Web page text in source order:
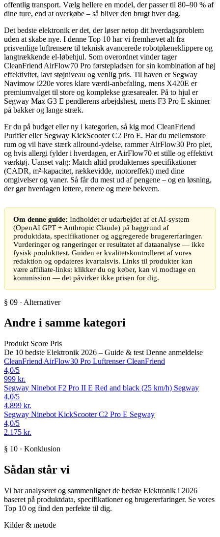
offentlig transport. Vælg hellere en model, der passer til 80–90 % af
dine ture, end at overkøbe – så bliver den brugt hver dag.
Det bedste elektronik er det, der løser netop dit hverdagsproblem
uden at skabe nye. I denne Top 10 har vi fremhævet alt fra
prisvenlige luftrensere til teknisk avancerede robotplæneklippere og
langtrækkende el-løbehjul. Som overordnet vinder tager
CleanFriend AirFlow70 Pro førstepladsen for sin kombination af høj
effektivitet, lavt støjniveau og venlig pris. Til haven er Segway
Navimow i220e vores klare værdi-anbefaling, mens X420E er
premiumvalget til store og komplekse græsarealer. På to hjul er
Segway Max G3 E pendlerens arbejdshest, mens F3 Pro E skinner
på bakker og lange stræk.
Er du på budget eller ny i kategorien, så kig mod CleanFriend
Purifier eller Segway KickScooter C2 Pro E. Har du mellemstore
rum og vil have stærk allround-ydelse, rammer AirFlow30 Pro plet,
og hvis allergi fylder i hverdagen, er AirFlow70 et stille og effektivt
værktøj. Uanset valg: Match altid produkternes specifikationer
(CADR, m²-kapacitet, rækkevidde, motoreffekt) med dine
omgivelser og vaner. Så får du mest ud af pengene – og en løsning,
der gør hverdagen lettere, renere og mere bekvem.
Om denne guide: Indholdet er udarbejdet af et AI-system
(OpenAI GPT + Anthropic Claude) på baggrund af
produktdata, specifikationer og aggregerede brugererfaringer.
Vurderinger og rangeringer er resultatet af dataanalyse — ikke
fysisk produkttest. Guiden er kvalitetskontrolleret af vores
redaktion og opdateres kvartalsvis. Links til produkter kan
være affiliate-links: klikker du og køber, kan vi modtage en
kommission — det påvirker ikke prisen for dig.
§ 09 · Alternativer
Andre i samme kategori
Produkt Score Pris
De 10 bedste Elektronik 2026 – Guide & test Denne anmeldelse
CleanFriend AirFlow30 Pro Luftrenser CleanFriend
4,0/5
999 kr.
Segway Ninebot F2 Pro II E Red and black (25 km/h) Segway
4,0/5
4.899 kr.
Segway Ninebot KickScooter C2 Pro E Segway
4,0/5
2.175 kr.
§ 10 · Konklusion
Sådan står vi
Vi har analyseret og sammenlignet de bedste Elektronik i 2026
baseret på produktdata, specifikationer og brugererfaringer. Se vores
Top 10 og find den perfekte til dig.
Kilder & metode